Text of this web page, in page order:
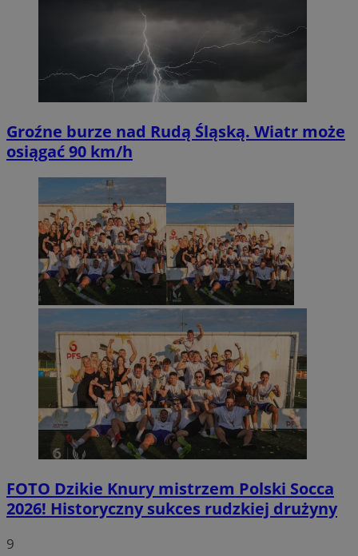
Groźne burze nad Rudą Śląską. Wiatr może
osiągać 90 km/h
FOTO Dzikie Knury mistrzem Polski Socca
2026! Historyczny sukces rudzkiej drużyny
9